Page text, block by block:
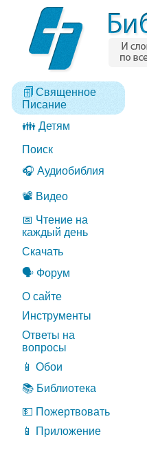
Священное
Писание
👪 Детям
Поиск
🎧 Аудиобиблия
📽️ Видео
📅 Чтение на
каждый день
Скачать
🗣️ Форум
О сайте
Инструменты
Ответы на
вопросы
📱 Обои
📚 Библиотека
💵 Пожертвовать
📱 Приложение